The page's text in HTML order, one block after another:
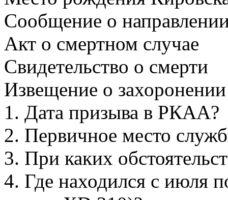
Сообщение о
Акт о смертном случае
Свидетельство о смерти
Извещение о захоронении
1. Дата призыва в РКАА?
2. Первичное место
3. При каких
4. Где находился с июля